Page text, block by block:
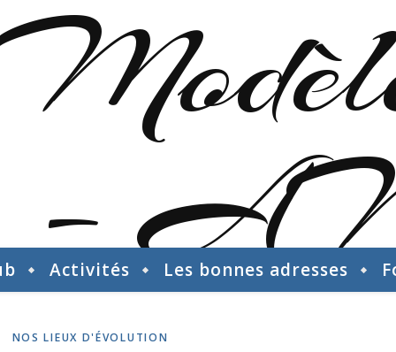
Activités Les bonnes adresses
NOS LIEUX D'ÉVOLUTION